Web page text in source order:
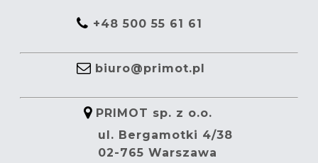
+48 500 55 61 61
biuro@primot.pl
PRIMOT sp. z o.o.
ul. Bergamotki 4/38
02-765 Warszawa